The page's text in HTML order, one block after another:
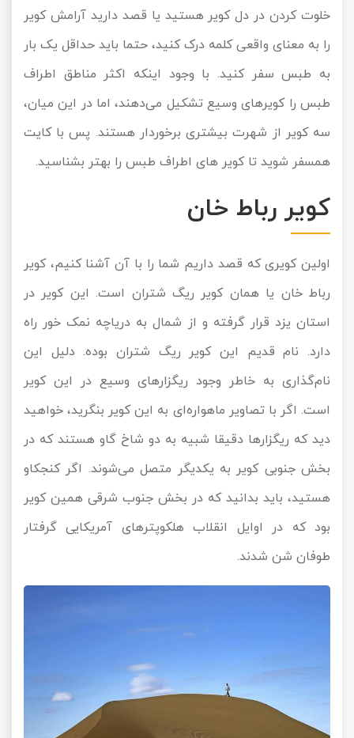
خلوت کردن در دل کویر هستید یا قصد دارید آرامش کویر
را به معنای واقعی کلمه درک کنید، حتما باید حداقل یک بار
به طبس سفر کنید. با وجود اینکه اکثر مناطق اطراف
طبس را کویر‌های وسیع تشکیل می‌دهند، اما در این میان،
سه کویر از شهرت بیشتری برخوردار هستند. پس با کایت
همسفر شوید تا کویر های اطراف طبس را بهتر بشناسید.
کویر رباط خان
اولین کویری که قصد داریم شما را با آن آشنا کنیم، کویر
رباط خان یا همان کویر ریگ شتران است. این کویر در
استان یزد قرار گرفته و از شمال به دریاچه نمک خور راه
دارد. نام قدیم این کویر ریگ شتران بوده. دلیل این
نام‌گذاری به خاطر وجود ریگزارهای وسیع در این کویر
است. اگر با تصاویر ماهواره‌ای به این کویر بنگرید، خواهید
دید که ریگزار‌ها دقیقا شبیه به دو شاخ گاو هستند که در
بخش جنوبی کویر به یکدیگر متصل می‌شوند. اگر کنجکاو
هستید، باید بدانید که در بخش جنوب شرقی همین کویر
بود که در اوایل انقلاب هلکوپتر‌های آمریکایی گرفتار
طوفان شن شدند.